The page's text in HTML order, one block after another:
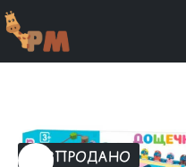
РОЗПРОДАНО